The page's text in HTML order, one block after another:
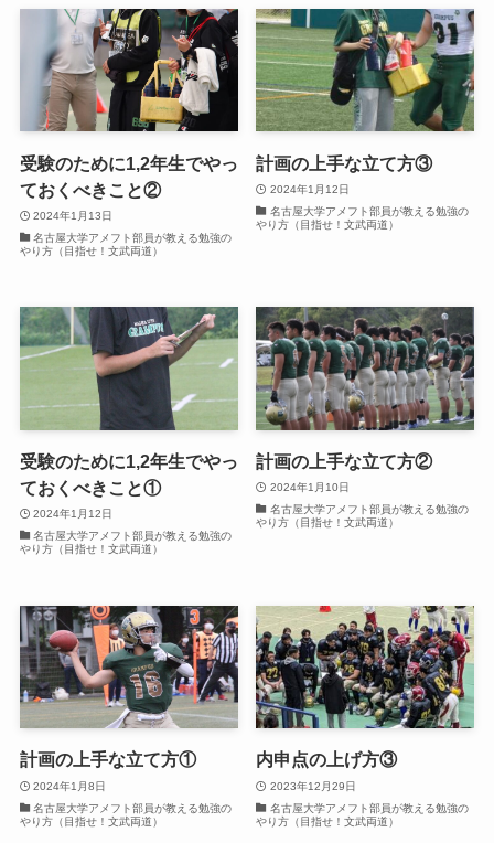
受験のために1,2年生でやっ
ておくべきこと②
2024年1月13日
名古屋大学アメフト部員が教える勉強の
やり方（目指せ！文武両道）
計画の上手な立て方③
2024年1月12日
名古屋大学アメフト部員が教える勉強の
やり方（目指せ！文武両道）
受験のために1,2年生でやっ
ておくべきこと①
2024年1月12日
名古屋大学アメフト部員が教える勉強の
やり方（目指せ！文武両道）
計画の上手な立て方②
2024年1月10日
名古屋大学アメフト部員が教える勉強の
やり方（目指せ！文武両道）
計画の上手な立て方①
2024年1月8日
名古屋大学アメフト部員が教える勉強の
やり方（目指せ！文武両道）
内申点の上げ方③
2023年12月29日
名古屋大学アメフト部員が教える勉強の
やり方（目指せ！文武両道）